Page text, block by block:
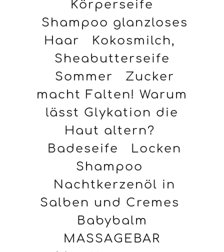
Körperseife
Shampoo glanzloses
Haar
Kokosmilch,
Sheabutterseife
Sommer
Zucker
macht Falten! Warum
lässt Glykation die
Haut altern?
Badeseife
Locken
Shampoo
Nachtkerzenöl in
Salben und Cremes
Babybalm
MASSAGEBAR